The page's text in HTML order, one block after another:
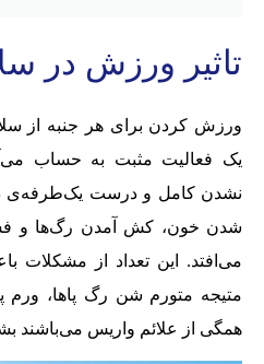
تاثیر ورزش در
ورزش کردن برای هر جنبه از
یک فعالیت مثبت به حساب
نشدن کامل و درست یک‌‌طرفه‌‌ی
شدن خون، کش آمدن رگ‌‌ها و
می‌‌افتد. این تعداد از مشکلات
متیجه متورم شن رگ پاها، ورم
همگی از علائم وا‌‌ریس می‌‌باشند